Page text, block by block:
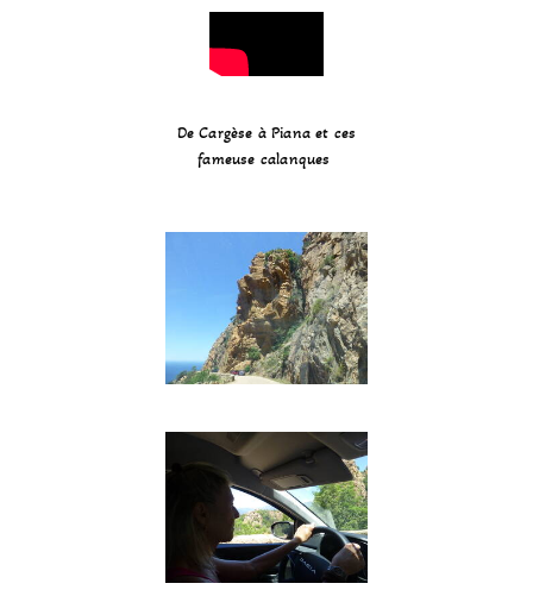
De Cargèse à Piana et ces
fameuse calanques